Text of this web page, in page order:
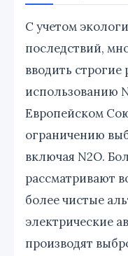
С учетом
последствий,
вводить
использованию
Европейском
ограничению
включая N2O.
рассматривают
более чистые
электрические
производят